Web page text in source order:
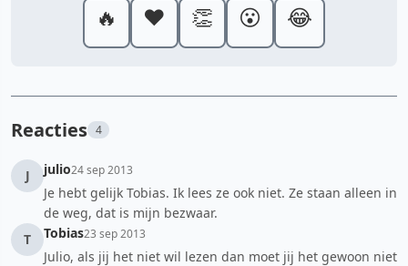
🔥 ❤️ 👏 😮 😂
Reacties 4
J julio24 sep 2013
Je hebt gelijk Tobias. Ik lees ze ook niet. Ze staan alleen in
de weg, dat is mijn bezwaar.
T
Tobias23 sep 2013
Julio, als jij het niet wil lezen dan moet jij het gewoon niet